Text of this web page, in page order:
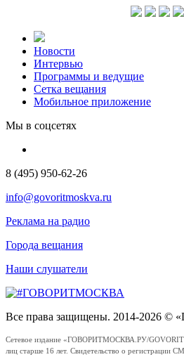
Новости
Интервью
Программы и ведущие
Сетка вещания
Мобильное приложение
Мы в соцсетях
8 (495) 950-62-26
info@govoritmoskva.ru
Реклама на радио
Города вещания
Наши слушатели
Все права защищены. 2014-2026 ©
Сетевое издание «ГОВОРИТМОСКВА.РУ/
лиц старше 16 лет. Свидетельство о